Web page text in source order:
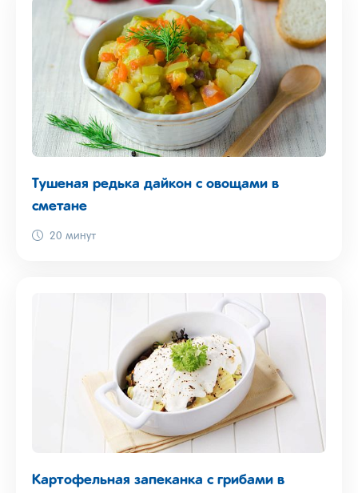
Тушеная редька дайкон с овощами в
сметане
20 минут
Картофельная запеканка с грибами в